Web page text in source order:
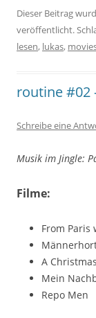
Dieser Beitrag
veröffentlicht.
lesen, lukas,
routine #02
Schreibe eine
Musik im Jingle:
Filme:
From Paris
A
Mein
Repo Men